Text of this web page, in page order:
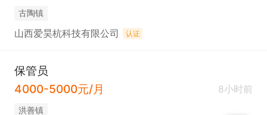
古陶镇
山西爱昊杭科技有限公司 认证
保管员
4000-5000元/月
8小时前
洪善镇